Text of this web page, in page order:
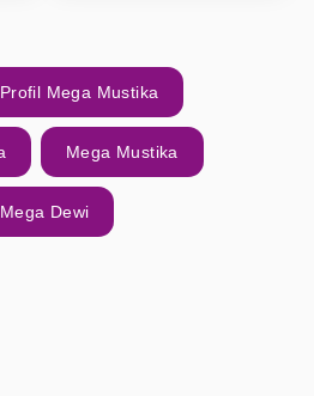
Profil Mega Mustika
Mega Mustika
Mega Dewi